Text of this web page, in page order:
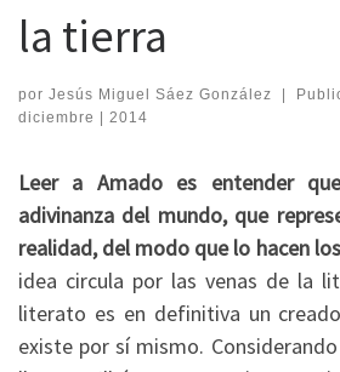
la tierra
por Jesús Miguel Sáez González |
diciembre | 2014
Leer a Amado es entender
adivinanza del mundo, que
realidad, del modo que lo hacen
idea circula por las venas de la
literato es en definitiva un
existe por sí mismo.